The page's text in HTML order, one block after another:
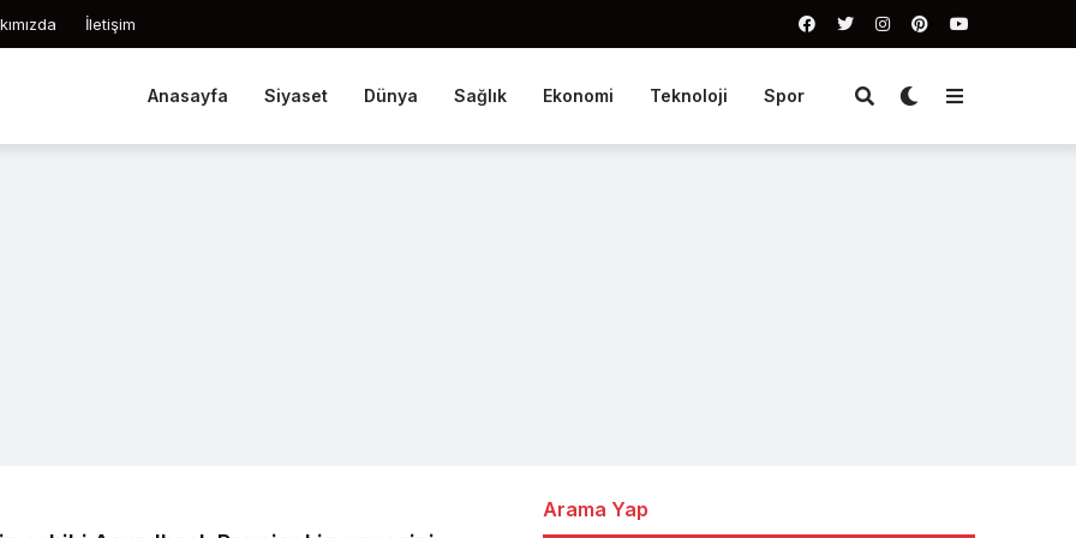
İletişim
Anasayfa Siyaset Dünya Sağlık Ekonomi Teknoloji Spor
Arama Yap